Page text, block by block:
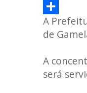
WhatsApp
Share
A
de
A
será